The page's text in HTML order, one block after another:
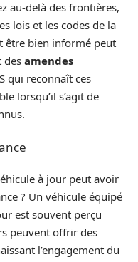
au-delà des frontières,
lois et les codes de la
être bien informé peut
desamendes
qui reconnaît ces
lorsqu’il s’agit de
à jour peut avoir
? Un véhicule équipé
est souvent perçu
peuvent offrir des
l’engagement du